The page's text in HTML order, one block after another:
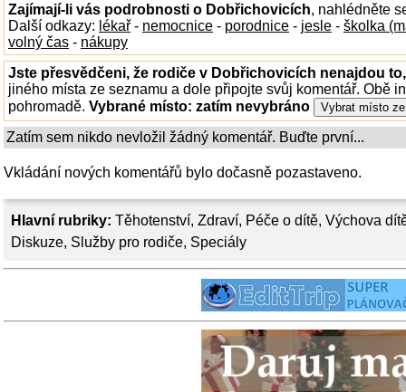
Hlavní rubriky: Těhotenství, Zdraví, Péče o dítě, Výchova
Diskuze, Služby pro rodiče, Speciály
Zajímají-li vás podrobnosti o Dobřichovicích, nahlédněte
Další odkazy: lékař - nemocnice - porodnice - jesle - školka
volný čas - nákupy
Jste přesvědčeni, že rodiče v Dobřichovicích nenajdou
jiného místa ze seznamu a dole připojte svůj komentář. Obě
pohromadě. Vybrané místo: zatím nevybráno
Zatím sem nikdo nevložil žádný komentář. Buďte první...
Vkládání nových komentářů bylo dočasně pozastaveno.